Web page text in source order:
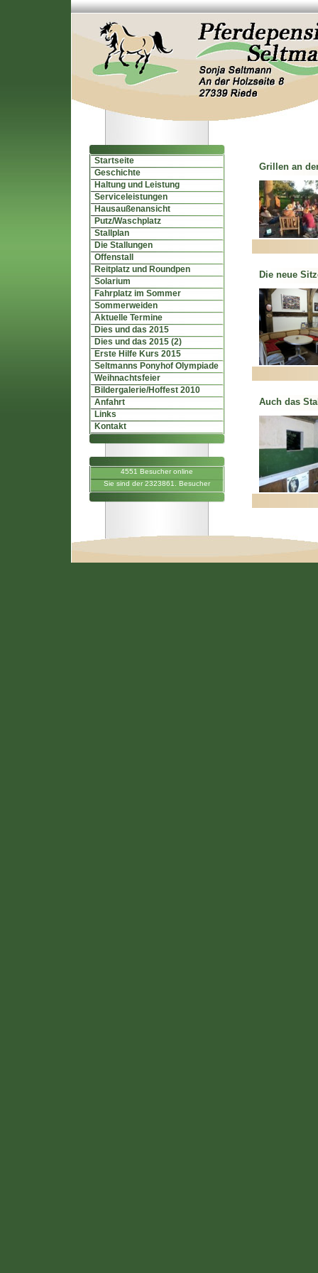
Startseite
Geschichte
Haltung und Leistung
Serviceleistungen
Hausaußenansicht
Putz/Waschplatz
Stallplan
Die Stallungen
Offenstall
Reitplatz und Roundpen
Solarium
Fahrplatz im Sommer
Sommerweiden
Aktuelle Termine
Dies und das 2015
Dies und das 2015 (2)
Erste Hilfe Kurs 2015
Seltmanns Ponyhof Olympiade
Weihnachtsfeier
Bildergalerie/Hoffest 2010
Anfahrt
Links
Kontakt
4551 Besucher online
Sie sind der 2323861. Besucher
Grillen an
Die neue
Auch das